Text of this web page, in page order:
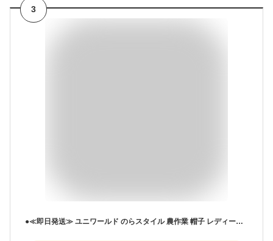
3
●≪即日発送≫ ユニワールド のらスタイル 農作業 帽子 レディース 【 NS-135 】 ふわっと涼しい帽全2柄 フリーサイズ 通気性 ≪ネコポスの場合1枚まで可≫[328032]